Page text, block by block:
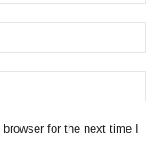
for the next time I